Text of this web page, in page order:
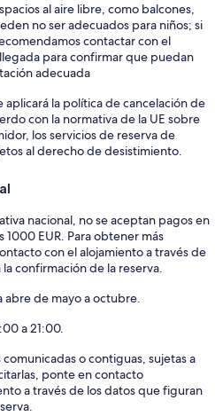
al aire libre, como balcones,
no ser adecuados para niños; si
contactar con el
para confirmar que puedan
adecuada
aplicará la política de cancelación de
con la normativa de la UE sobre
los servicios de reserva de
al derecho de desistimiento.
nacional, no se aceptan pagos en
EUR. Para obtener más
con el alojamiento a través de
confirmación de la reserva.
abre de mayo a octubre.
a 21:00.
o contiguas, sujetas a
ponte en contacto
a través de los datos que figuran